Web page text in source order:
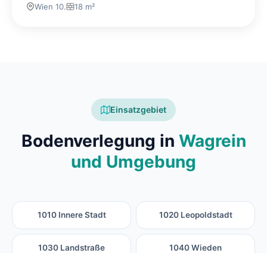
Wien 10. 18 m²
Einsatzgebiet
Bodenverlegung in Wagrein
und Umgebung
1010 Innere Stadt 1020 Leopoldstadt
1030 Landstraße 1040 Wieden